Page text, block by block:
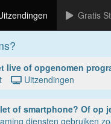
Gratis
live of opgenomen
Uitzendingen
Via je
diensten gebruiken